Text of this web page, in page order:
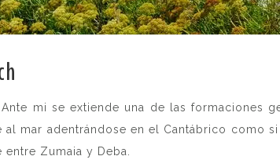
mi se extiende una de las formaciones
mar adentrándose en el Cantábrico como
Zumaia y Deba.